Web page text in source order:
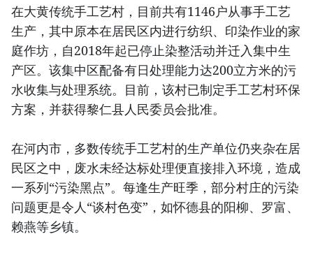
在大黄传统手工艺村，目前共有1146户从事手工艺
生产，其中原本在居民区内进行纺织、印染作业的家
庭作坊，自2018年起已停止染整活动并迁入集中生
产区。该集中区配备有日处理能力达200立方米的污
水收集与处理系统。目前，该村已制定手工艺村环保
方案，并获得黎仁县人民委员会批准。
在河内市，多数传统手工艺村的生产单位仍夹杂在居
民区之中，废水未经达标处理便直接排入环境，造成
一系列“污染黑点”。每逢生产旺季，部分村庄的污染
问题更是令人“谈村色变”，如怀德县的阳柳、罗富、
赖燕等乡镇。